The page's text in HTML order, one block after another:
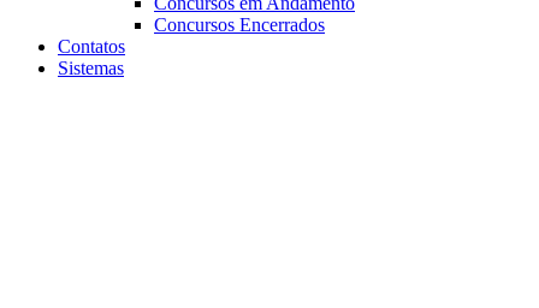
Concursos Encerrados
Contatos
Sistemas